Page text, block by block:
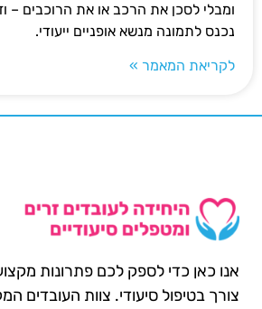
ומבלי לסכן את הרכב או את הרוכבים –
נכנס לתמונה מנשא אופניים ייעודי.
לקריאת המאמר »
אנו כאן כדי לספק לכם פתרונות
צורך בטיפול סיעודי. צוות העובדים